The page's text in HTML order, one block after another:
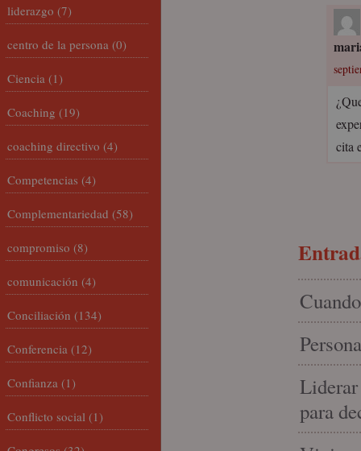
cita
para
liderazgo (7)
centro de la persona (0)
Ciencia (1)
Coaching (19)
coaching directivo (4)
Competencias (4)
Complementariedad (58)
compromiso (8)
comunicación (4)
Conciliación (134)
Conferencia (12)
Confianza (1)
Conflicto social (1)